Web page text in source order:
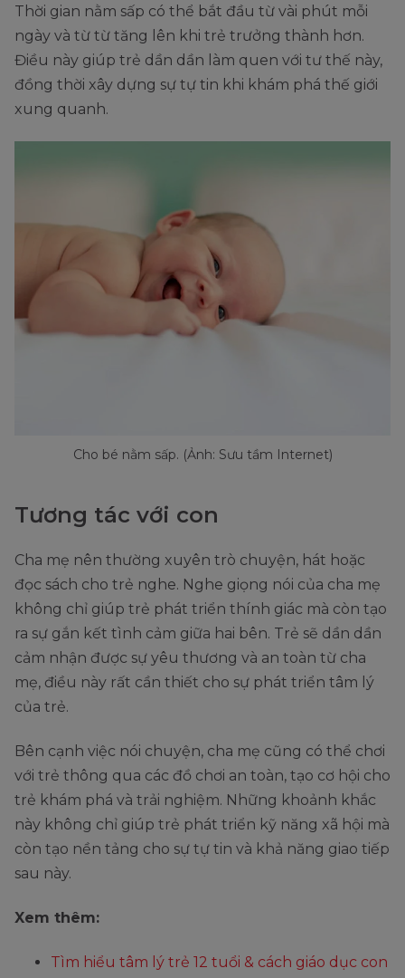
Thời gian nằm sấp có thể bắt đầu từ vài phút mỗi
ngày và từ từ tăng lên khi trẻ trưởng thành hơn.
Điều này giúp trẻ dần dần làm quen với tư thế này,
đồng thời xây dựng sự tự tin khi khám phá thế giới
xung quanh.
Cho bé nằm sấp. (Ảnh: Sưu tầm Internet)
Tương tác với con
Cha mẹ nên thường xuyên trò chuyện, hát hoặc
đọc sách cho trẻ nghe. Nghe giọng nói của cha mẹ
không chỉ giúp trẻ phát triển thính giác mà còn tạo
ra sự gắn kết tình cảm giữa hai bên. Trẻ sẽ dần dần
cảm nhận được sự yêu thương và an toàn từ cha
mẹ, điều này rất cần thiết cho sự phát triển tâm lý
của trẻ.
Bên cạnh việc nói chuyện, cha mẹ cũng có thể chơi
với trẻ thông qua các đồ chơi an toàn, tạo cơ hội cho
trẻ khám phá và trải nghiệm. Những khoảnh khắc
này không chỉ giúp trẻ phát triển kỹ năng xã hội mà
còn tạo nền tảng cho sự tự tin và khả năng giao tiếp
sau này.
Xem thêm:
Tìm hiểu tâm lý trẻ 12 tuổi & cách giáo dục con